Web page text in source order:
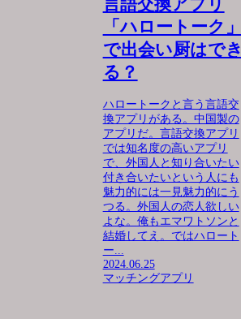
言語交換アプリ
「ハロートーク」
で出会い厨はでき
る？
ハロートークと言う言語交
換アプリがある。中国製の
アプリだ。言語交換アプリ
では知名度の高いアプリ
で、外国人と知り合いたい
付き合いたいという人にも
魅力的には一見魅力的にう
つる。外国人の恋人欲しい
よな。俺もエマワトソンと
結婚してえ。ではハロート
ー...
2024.06.25
マッチングアプリ